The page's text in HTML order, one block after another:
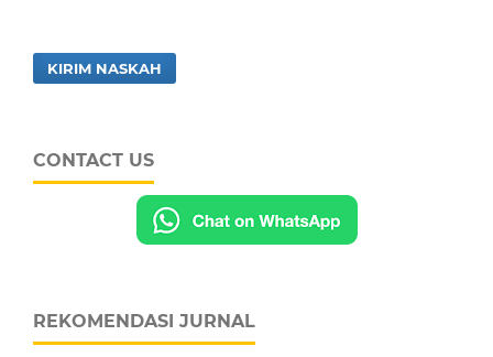
KIRIM NASKAH
CONTACT US
REKOMENDASI JURNAL